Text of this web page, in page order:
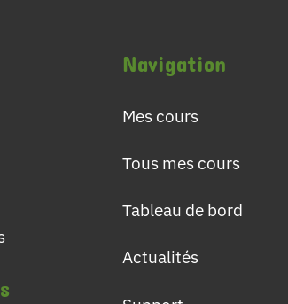
Navigation
Mes cours
Tous mes cours
Tableau de bord
Actualités